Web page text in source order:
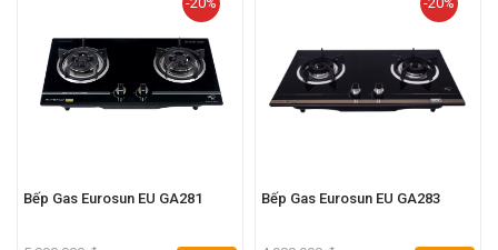
-20%
Bếp Gas Eurosun EU GA281
-20%
Bếp Gas Eurosun EU GA283